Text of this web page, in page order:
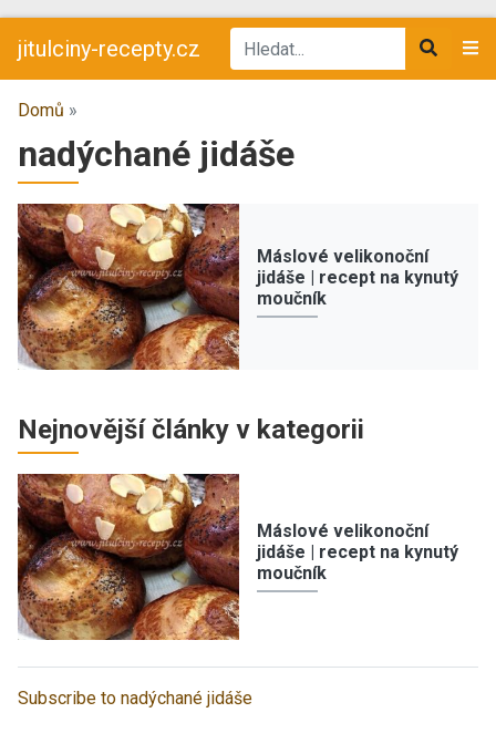
jitulciny-recepty.cz
Domů »
nadýchané jidáše
Máslové velikonoční
jidáše | recept na kynutý
moučník
Nejnovější články v kategorii
Máslové velikonoční
jidáše | recept na kynutý
moučník
Subscribe to nadýchané jidáše